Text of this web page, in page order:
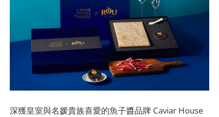
深獲皇室與名媛貴族喜愛的魚子醬品牌 Caviar House